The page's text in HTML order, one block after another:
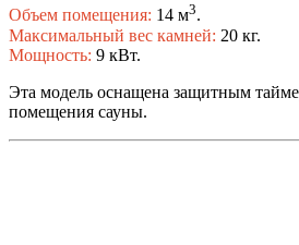
Объем помещения: 14 м3.
Максимальный вес камней: 20 кг.
Мощность: 9 кВт.
Эта модель оснащена защитным
помещения сауны.